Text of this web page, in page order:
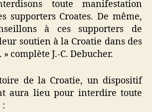
toute manifestation
supporters Croates. De même,
à ces supporters de
soutien à la Croatie dans des
complète J.-C. Debucher.
de la Croatie, un dispositif
aura lieu pour interdire toute